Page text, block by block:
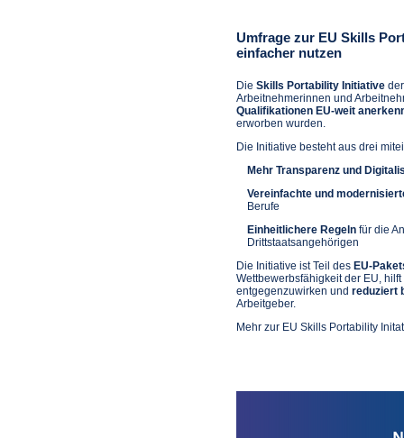
Umfrage zur EU Skills
einfacher nutzen
Die Skills Portability Initiative
Arbeitnehmerinnen und
Qualifikationen EU-weit
erworben wurden.
Die Initiative besteht aus drei
Mehr Transparenz und
Vereinfachte und
Berufe
Einheitlichere Regeln für die
Drittstaatsangehörigen
Die Initiative ist Teil des EU-
Wettbewerbsfähigkeit der EU,
entgegenzuwirken und reduziert
Arbeitgeber.
Mehr zur EU Skills Portability